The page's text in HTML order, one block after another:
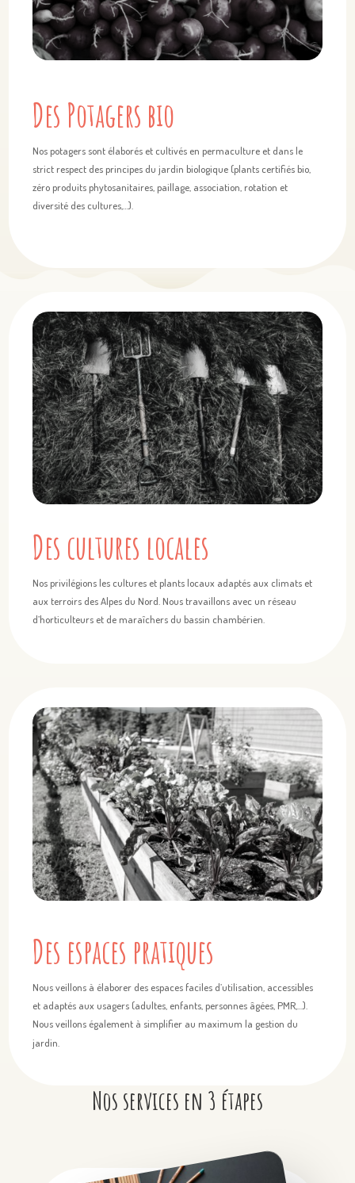
Des Potagers bio
Nos potagers sont élaborés et cultivés en permaculture et dans le
strict respect des principes du jardin biologique (plants certifiés bio,
zéro produits phytosanitaires, paillage, association, rotation et
diversité des cultures,…).
Des cultures locales
Nos privilégions les cultures et plants locaux adaptés aux climats et
aux terroirs des Alpes du Nord. Nous travaillons avec un réseau
d’horticulteurs et de maraîchers du bassin chambérien.
Des espaces pratiques
Nous veillons à élaborer des espaces faciles d’utilisation, accessibles
et adaptés aux usagers (adultes, enfants, personnes âgées, PMR,…).
Nous veillons également à simplifier au maximum la gestion du
jardin.
Nos services en 3 étapes